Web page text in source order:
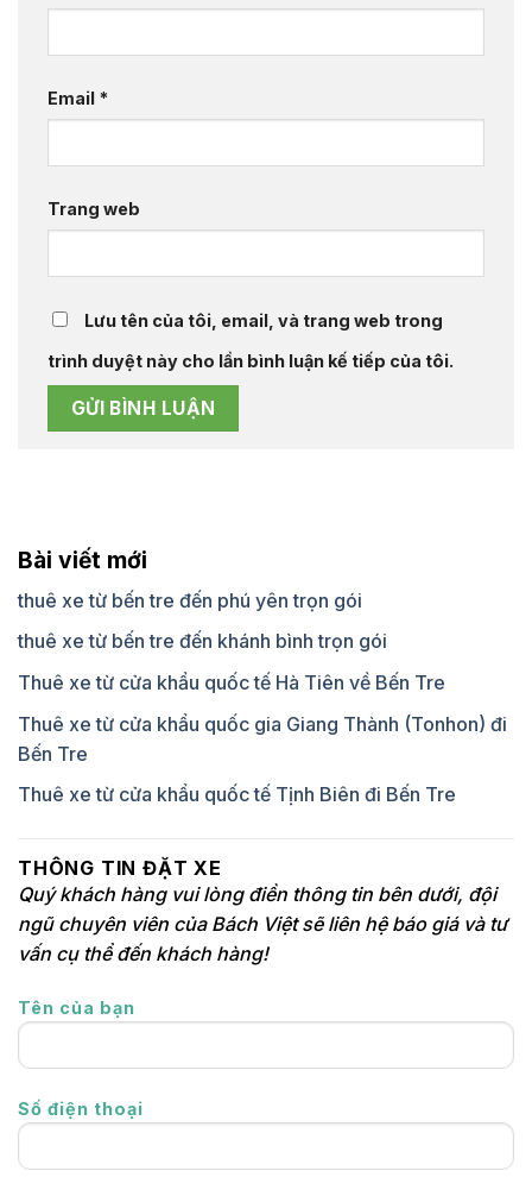
Email *
Trang web
Lưu tên của tôi, email, và trang web trong
trình duyệt này cho lần bình luận kế tiếp của tôi.
Bài viết mới
thuê xe từ bến tre đến phú yên trọn gói
thuê xe từ bến tre đến khánh bình trọn gói
Thuê xe từ cửa khẩu quốc tế Hà Tiên về Bến Tre
Thuê xe từ cửa khẩu quốc gia Giang Thành (Tonhon) đi
Bến Tre
Thuê xe từ cửa khẩu quốc tế Tịnh Biên đi Bến Tre
THÔNG TIN ĐẶT XE
Quý khách hàng vui lòng điền thông tin bên dưới, đội
ngũ chuyên viên của Bách Việt sẽ liên hệ báo giá và tư
vấn cụ thể đến khách hàng!
Tên của bạn
Số điện thoại